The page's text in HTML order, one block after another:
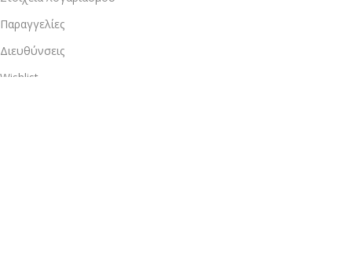
Παραγγελίες
Διευθύνσεις
Wishlist